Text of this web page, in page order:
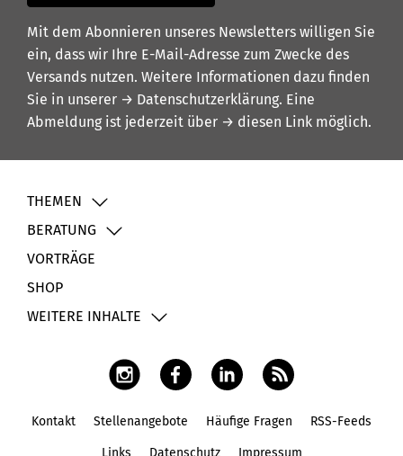
Mit dem Abonnieren unseres Newsletters willigen Sie
ein, dass wir Ihre E-Mail-Adresse zum Zwecke des
Versands nutzen. Weitere Informationen dazu finden
Sie in unserer → Datenschutzerklärung. Eine
Abmeldung ist jederzeit über → diesen Link möglich.
THEMEN
BERATUNG
VORTRÄGE
SHOP
WEITERE INHALTE
Kontakt Stellenangebote Häufige Fragen RSS-Feeds